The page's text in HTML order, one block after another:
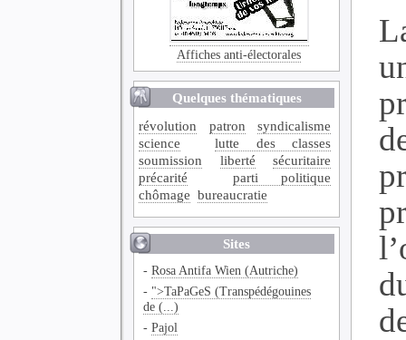
Affiches anti-électorales
Quelques thématiques
révolution
patron
syndicalisme
science
lutte des classes
soumission
liberté
sécuritaire
précarité
parti politique
chômage bureaucratie
Sites
-Rosa Antifa Wien (Autriche)
- ">TaPaGeS (Transpédégouines
de (...)
-Pajol